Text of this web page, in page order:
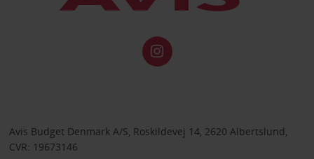
Avis Budget Denmark A/S, Roskildevej 14, 2620 Albertslund,
CVR: 19673146